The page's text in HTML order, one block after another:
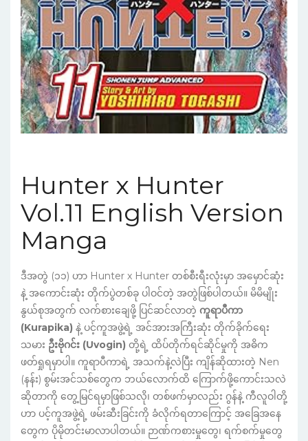
Hunter x Hunter
Vol.11 English Version
Manga
ဒီအတွဲ (၁၁) ဟာ Hunter x Hunter တစ်စီးရီးလုံးမှာ အမှောင်ဆုံး
နဲ့ အကောင်းဆုံး တိုက်ပွဲတစ်ခု ပါဝင်တဲ့ အတွဲဖြစ်ပါတယ်။ မိမိမျိုး
နွယ်စုအတွက် လက်စားချေဖို့ ပြင်ဆင်လာတဲ့ ကူရာပီကာ
(Kurapika) နဲ့ ပင့်ကူအဖွဲ့ရဲ့ အင်အားအကြီးဆုံး တိုက်ခိုက်ရေး
သမား ဦးဗိုဂင်း (Uvogin) တို့ရဲ့ ထိပ်တိုက်ရင်ဆိုင်မှုကို အဓိက
ဖတ်ရှုရမှာပါ။ ကူရာပီကာရဲ့ အသက်နဲ့လဲပြီး ကျိန်ဆိုထားတဲ့ Nen
(နန်း) စွမ်းအင်သစ်တွေက ဘယ်လောက်ထိ ကြောက်ဖို့ကောင်းသလဲ
ဆိုတာကို တွေ့မြင်ရမှာဖြစ်သလို၊ တစ်ဖက်မှာလည်း ဂွန်နဲ့ ကီလူဝါတို့
ဟာ ပင့်ကူအဖွဲ့ရဲ့ ဖမ်းဆီးခြင်းကို ခံလိုက်ရတာကြောင့် အခြေအနေ
တွေက ပိုမိုတင်းမာလာပါတယ်။ ဉာဏ်ကစားမှုတွေ၊ ရက်စက်မှုတွေ